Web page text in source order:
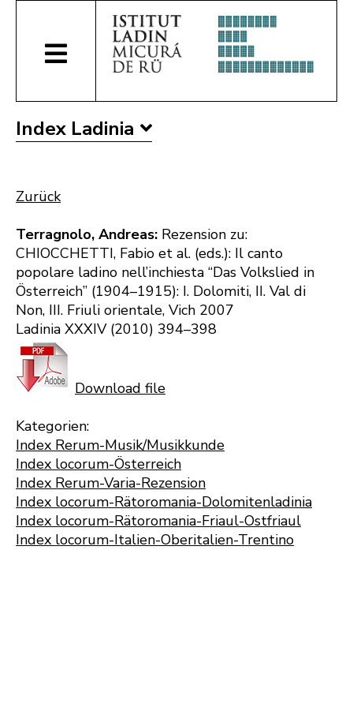
Index Ladinia
Zurück
Terragnolo, Andreas: Rezension zu:
CHIOCCHETTI, Fabio et al. (eds.): Il canto
popolare ladino nell’inchiesta “Das Volkslied in
Österreich” (1904–1915): I. Dolomiti, II. Val di
Non, III. Friuli orientale, Vich 2007
Ladinia XXXIV (2010) 394–398
Download file
Kategorien:
Index Rerum-Musik/Musikkunde
Index locorum-Österreich
Index Rerum-Varia-Rezension
Index locorum-Rätoromania-Dolomitenladinia
Index locorum-Rätoromania-Friaul-Ostfriaul
Index locorum-Italien-Oberitalien-Trentino